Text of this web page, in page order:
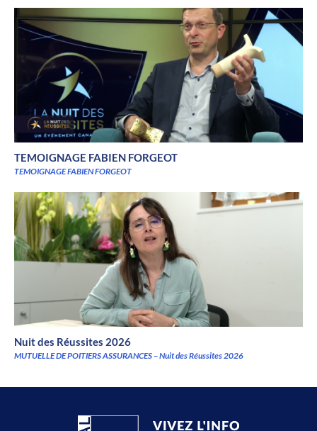
TEMOIGNAGE FABIEN FORGEOT
TEMOIGNAGE FABIEN FORGEOT
Nuit des Réussites 2026
MUTUELLE DE POITIERS ASSURANCES – Nuit des Réussites 2026